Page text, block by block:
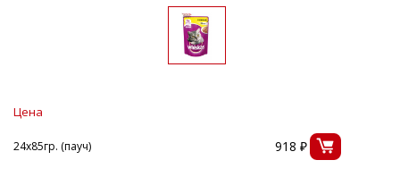
Цена
24х85гр. (пауч) 918 ₽